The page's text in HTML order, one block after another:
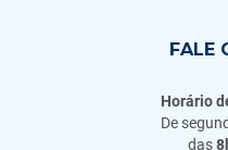
FALE
Horário
De
das